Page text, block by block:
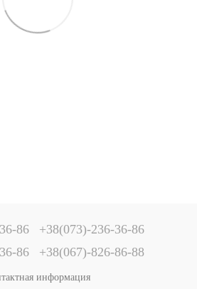
86
+38(073)-236-36-86
86
+38(067)-826-86-88
информация